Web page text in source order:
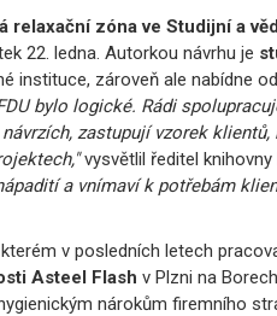
relaxační zóna ve Studijní a
22. ledna. Autorkou návrhu je
instituce, zároveň ale nabídne
bylo logické. Rádi
zastupují vzorek
vysvětlil ředitel knihovny
a vnímaví k potřebám
v posledních letech
Asteel Flash v Plzni na
nárokům firemního